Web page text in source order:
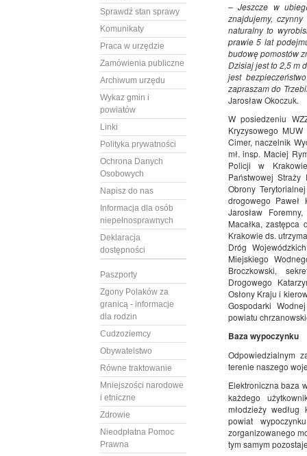
Sprawdź stan sprawy
Komunikaty
Praca w urzędzie
Zamówienia publiczne
Archiwum urzędu
Wykaz gmin i
powiatów
Linki
Polityka prywatności
Ochrona Danych
Osobowych
Napisz do nas
Informacja dla osób
niepełnosprawnych
Deklaracja
dostępności
Paszporty
Zgony Polaków za
granicą - informacje
dla rodzin
Cudzoziemcy
Obywatelstwo
Równe traktowanie
Mniejszości narodowe
i etniczne
Zdrowie
Nieodpłatna Pomoc
Prawna
– Jeszcze w
znajdujemy,
naturalny to
prawie 5 lat
budowę pomostów
Dzisiaj jest to 2,5 m
jest
zapraszam do
Jarosław Okoczuk.
W posiedzeniu
Kryzysowego
Cimer, naczelnik
mł. insp. Maciej
Policji w
Państwowej
Obrony
drogowego Paweł
Jarosław
Macałka,
Krakowie ds.
Dróg
Miejskiego
Broczkowski,
Drogowego
Osłony Kraju i
Gospodarki
powiatu
Baza wypoczynku
Odpowiedzialnym
terenie naszego
Elektroniczna baza
każdego
młodzieży
powiat
zorganizowanego
tym samym